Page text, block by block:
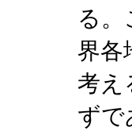
る。
界各
考え
ずで